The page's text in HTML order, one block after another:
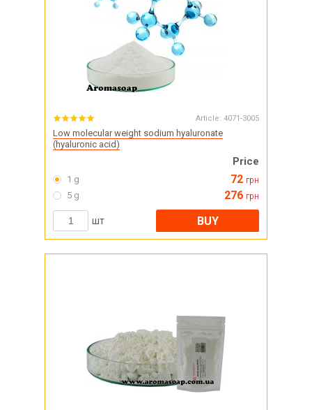
Article: 4071-3005
Low molecular weight sodium hyaluronate
(hyaluronic acid)
Price
1 g 72 грн
5 g 276 грн
шт BUY